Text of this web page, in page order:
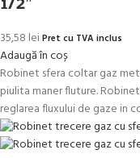
35,58 leiPret cu TVA inclus
Adaugă în coș
Robinet sfera coltar gaz
piulita maner fluture.
reglarea fluxului de gaze in